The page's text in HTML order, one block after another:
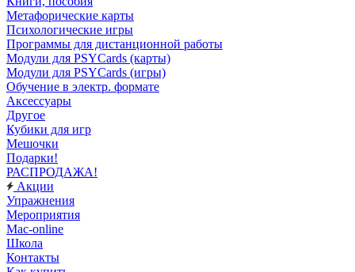
Метафорические карты
Психологические игры
Программы для дистанционной работы
Модули для PSYCards (карты)
Модули для PSYCards (игры)
Обучение в электр. формате
Аксессуары
Другое
Кубики для игр
Мешочки
Подарки!
РАСПРОДАЖА!
Акции
Упражнения
Мероприятия
Mac-online
Школа
Контакты